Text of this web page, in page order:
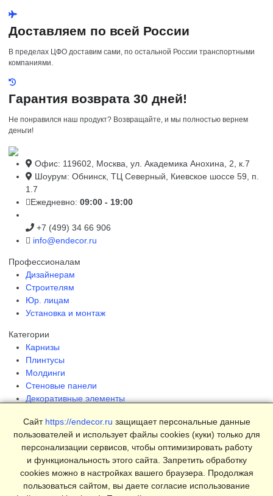
Доставляем по всей России
В пределах ЦФО доставим сами, по остальной России транспортными
компаниями.
Гарантия возврата 30 дней!
Не понравился наш продукт? Возвращайте, и мы полностью вернем
деньги!
Офис: 119602, Москва, ул. Академика Анохина, 2, к.7
Шоурум: Обнинск, ТЦ Северный, Киевское шоссе 59, п.
1.7
Ежедневно: 09:00 - 19:00
+7 (499) 34 66 906
info@endecor.ru
Профессионалам
Дизайнерам
Строителям
Юр. лицам
Установка и монтаж
Категории
Карнизы
Плинтусы
Молдинги
Стеновые панели
Декоративные элементы
Страницы
Интерьеры
Блог
Магазин
Сайт https://endecor.ru защищает персональные данные
пользователей и использует файлы cookies (куки) только для
персонализации сервисов, чтобы оптимизировать работу
и функциональность этого сайта. Запретить обработку
cookies можно в настройках вашего браузера. Продолжая
пользоваться сайтом, вы даете согласие использование